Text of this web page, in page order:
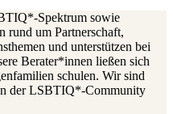
Spektrum sowie
rund um Partnerschaft,
und unterstützen bei
Berater*innen ließen sich
schulen. Wir sind
der LSBTIQ*-Community